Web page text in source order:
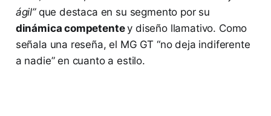
ágil” que destaca en su segmento por su
dinámica competentey diseño llamativo​. Como
señala una reseña, el MG GT “no deja indiferente
a nadie” en cuanto a estilo.